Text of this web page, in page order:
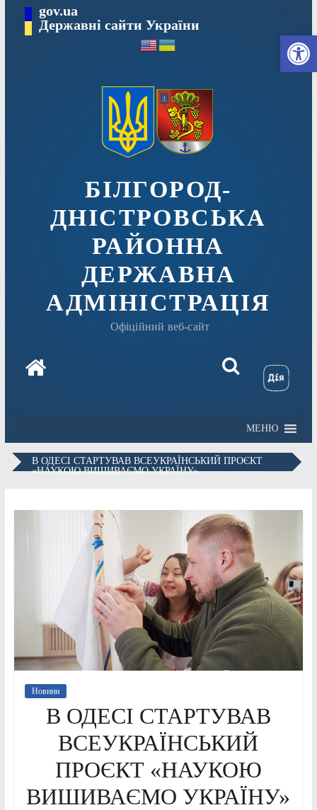
вмісту
gov.ua
Державні сайти України
БІЛГОРОД-
ДНІСТРОВСЬКА
РАЙОННА
ДЕРЖАВНА
АДМІНІСТРАЦІЯ
Офіційний веб-сайт
МЕНЮ
В ОДЕСІ СТАРТУВАВ ВСЕУКРАЇНСЬКИЙ ПРОЄКТ
«НАУКОЮ ВИШИВАЄМО УКРАЇНУ»
Новини
В ОДЕСІ СТАРТУВАВ
ВСЕУКРАЇНСЬКИЙ
ПРОЄКТ «НАУКОЮ
ВИШИВАЄМО УКРАЇНУ»